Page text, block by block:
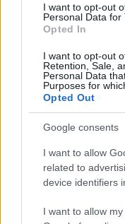
I want to opt-out
Personal Data for
Opted In
I want to opt-out
Retention, Sale,
Personal Data
Purposes for
Opted Out
Google consents
I want to allow
related to
device identifiers
I want to allow
ακούσια
07:59
Τραγικό
απωλειών
πόλεμο